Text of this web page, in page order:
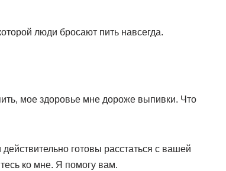
люди бросают пить навсегда.
мое здоровье мне дороже выпивки. Что
готовы расстаться с вашей
ко мне. Я помогу вам.